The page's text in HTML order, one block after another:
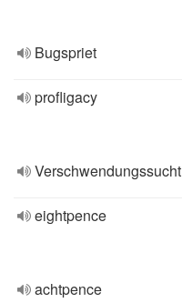
Bugspriet
profligacy
Verschwendungssucht
eightpence
achtpence